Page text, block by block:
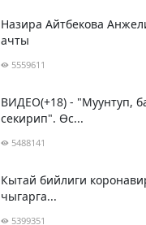
Назира Айтбекова
ачты
5559611
ВИДЕО(+18) - "Муунтуп,
секирип". Өс...
5488141
Кытай бийлиги
чыгарга...
5399351